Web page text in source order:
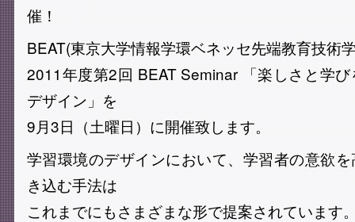
催！
BEAT(東京大学情報学環ベネッセ先端教育技術
2011年度第2回 BEAT Seminar 「楽しさと学
デザイン」を
9月3日（土曜日）に開催致します。
学習環境のデザインにおいて、学習者の意欲
き込む手法は
これまでにもさまざまな形で提案されています